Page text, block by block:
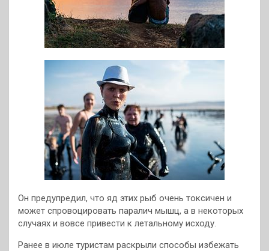
Он предупредил, что яд этих рыб очень токсичен и
может спровоцировать паралич мышц, а в некоторых
случаях и вовсе привести к летальному исходу.
Ранее в июле туристам раскрыли способы избежать